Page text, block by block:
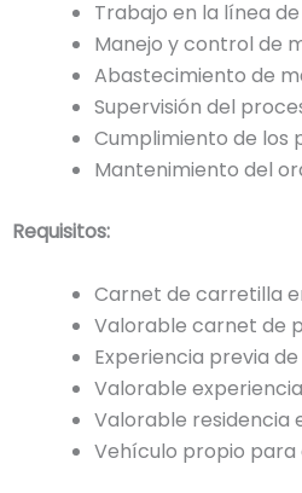
Trabajo en la línea
Manejo y control de
Abastecimiento de
Supervisión del
Cumplimiento de los
Mantenimiento del
Requisitos:
Carnet de carretilla
Valorable carnet de
Experiencia previa
Valorable
Valorable residencia
Vehículo propio